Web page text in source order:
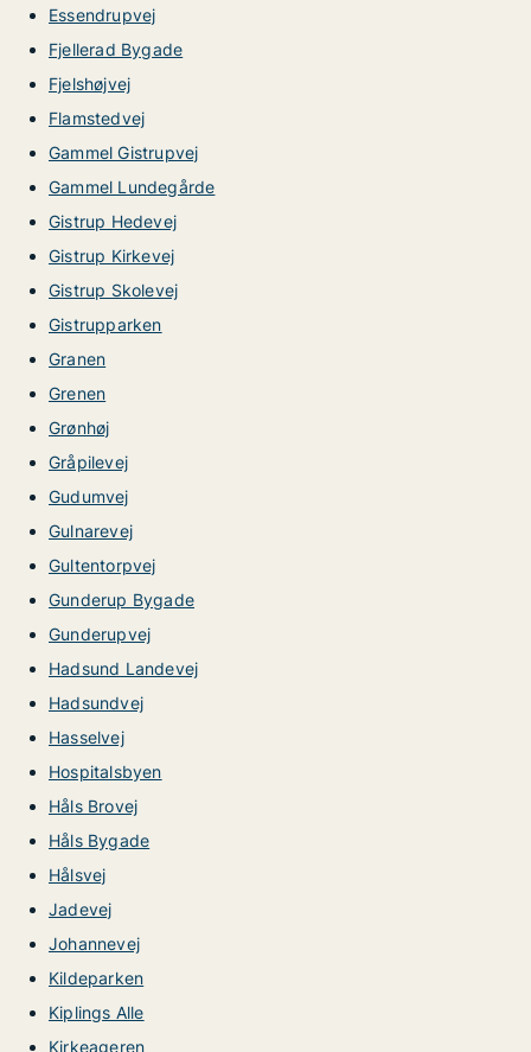
Essendrupvej
Fjellerad Bygade
Fjelshøjvej
Flamstedvej
Gammel Gistrupvej
Gammel Lundegårde
Gistrup Hedevej
Gistrup Kirkevej
Gistrup Skolevej
Gistrupparken
Granen
Grenen
Grønhøj
Gråpilevej
Gudumvej
Gulnarevej
Gultentorpvej
Gunderup Bygade
Gunderupvej
Hadsund Landevej
Hadsundvej
Hasselvej
Hospitalsbyen
Håls Brovej
Håls Bygade
Hålsvej
Jadevej
Johannevej
Kildeparken
Kiplings Alle
Kirkeageren